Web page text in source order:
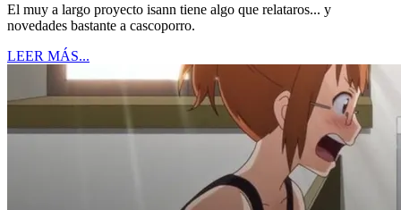
El muy a largo proyecto isann tiene algo que relataros... y
novedades bastante a cascoporro.
LEER MÁS...